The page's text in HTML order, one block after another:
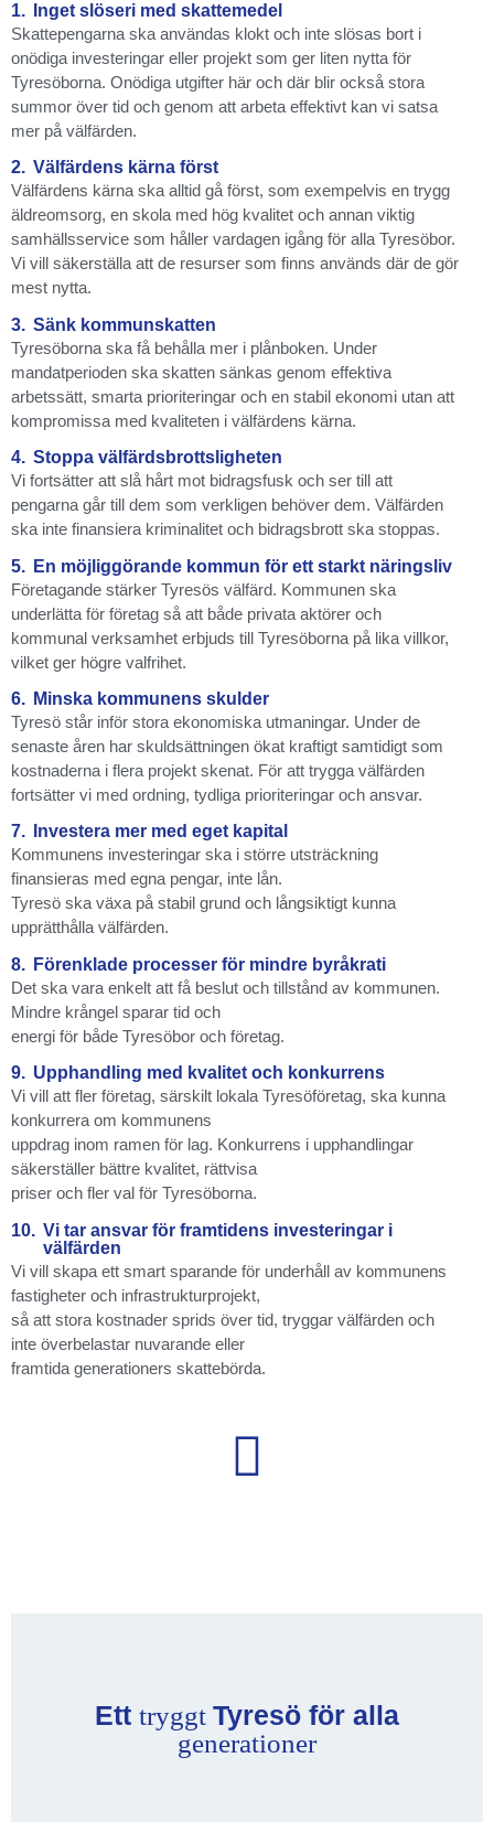
1.
Inget slöseri med skattemedel
Skattepengarna ska användas klokt och inte slösas bort i
onödiga investeringar eller projekt som ger liten nytta för
Tyresöborna. Onödiga utgifter här och där blir också stora
summor över tid och genom att arbeta effektivt kan vi satsa
mer på välfärden.
2. Välfärdens kärna först
Välfärdens kärna ska alltid gå först, som exempelvis en trygg
äldreomsorg, en skola med hög kvalitet och annan viktig
samhällsservice som håller vardagen igång för alla Tyresöbor.
Vi vill säkerställa att de resurser som finns används där de gör
mest nytta.
3. Sänk kommunskatten
Tyresöborna ska få behålla mer i plånboken. Under
mandatperioden ska skatten sänkas genom effektiva
arbetssätt, smarta prioriteringar och en stabil ekonomi utan att
kompromissa med kvaliteten i välfärdens kärna.
4. Stoppa välfärdsbrottsligheten
Vi fortsätter att slå hårt mot bidragsfusk och ser till att
pengarna går till dem som verkligen behöver dem. Välfärden
ska inte finansiera kriminalitet och bidragsbrott ska stoppas.
5. En möjliggörande kommun för ett starkt näringsliv
Företagande stärker Tyresös välfärd. Kommunen ska
underlätta för företag så att både privata aktörer och
kommunal verksamhet erbjuds till Tyresöborna på lika villkor,
vilket ger högre valfrihet.
6. Minska kommunens skulder
Tyresö står inför stora ekonomiska utmaningar. Under de
senaste åren har skuldsättningen ökat kraftigt samtidigt som
kostnaderna i flera projekt skenat. För att trygga välfärden
fortsätter vi med ordning, tydliga prioriteringar och ansvar.
7.
Investera mer med eget kapital
Kommunens investeringar ska i större utsträckning
finansieras med egna pengar, inte lån.
Tyresö ska växa på stabil grund och långsiktigt kunna
upprätthålla välfärden.
8. Förenklade processer för mindre byråkrati
Det ska vara enkelt att få beslut och tillstånd av kommunen.
Mindre krångel sparar tid och
energi för både Tyresöbor och företag.
9. Upphandling med kvalitet och konkurrens
Vi vill att fler företag, särskilt lokala Tyresöföretag, ska kunna
konkurrera om kommunens
uppdrag inom ramen för lag. Konkurrens i upphandlingar
säkerställer bättre kvalitet, rättvisa
priser och fler val för Tyresöborna.
10. Vi tar ansvar för framtidens investeringar i
välfärden
Vi vill skapa ett smart sparande för underhåll av kommunens
fastigheter och infrastrukturprojekt,
så att stora kostnader sprids över tid, tryggar välfärden och
inte överbelastar nuvarande eller
framtida generationers skattebörda.
Ett tryggt Tyresö för alla
generationer